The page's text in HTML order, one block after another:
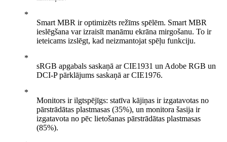
Smart MBR ir optimizēts režīms spēlēm. Smart MBR
ieslēgšana var izraisīt manāmu ekrāna mirgošanu. To ir
ieteicams izslēgt, kad neizmantojat spēļu funkciju.
sRGB apgabals saskaņā ar CIE1931 un Adobe RGB un
DCI-P pārklājums saskaņā ar CIE1976.
Monitors ir ilgtspējīgs: statīva kājiņas ir izgatavotas no
pārstrādātas plastmasas (35%), un monitora šasija ir
izgatavota no pēc lietošanas pārstrādātas plastmasas
(85%).